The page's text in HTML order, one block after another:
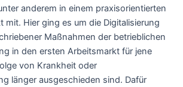
anderem in einem praxisorientierten
mit. Hier ging es um die Digitalisierung
Maßnahmen der betrieblichen
in den ersten Arbeitsmarkt für jene
von Krankheit oder
länger ausgeschieden sind. Dafür